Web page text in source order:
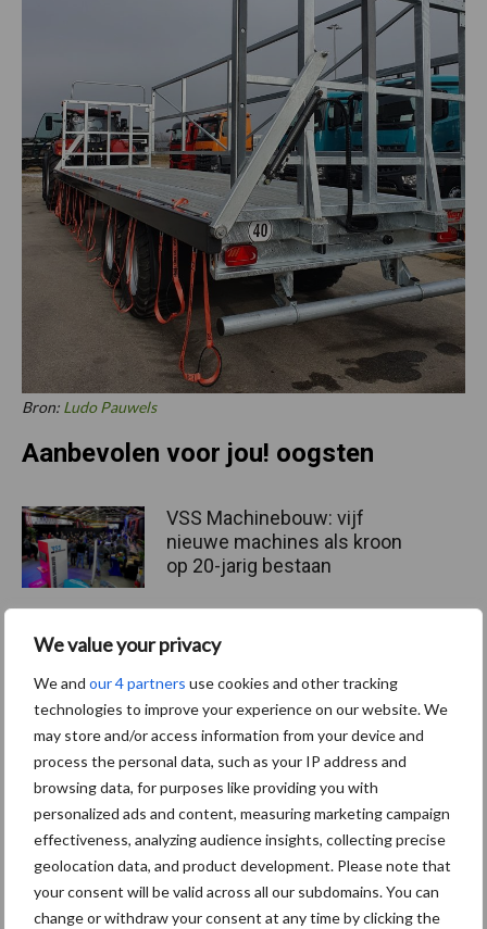
We value your privacy
We and our 4 partners use cookies and other tracking
technologies to improve your experience on our website. We
may store and/or access information from your device and
process the personal data, such as your IP address and
browsing data, for purposes like providing you with
personalized ads and content, measuring marketing campaign
effectiveness, analyzing audience insights, collecting precise
geolocation data, and product development. Please note that
your consent will be valid across all our subdomains. You can
change or withdraw your consent at any time by clicking the
Bron: Ludo Pauwels
Aanbevolen voor jou! oogsten
VSS Machinebouw: vijf
nieuwe machines als kroon
op 20-jarig bestaan
“Dankzij het wielstel kunnen
wij op grotere afstanden
oogsten”
Bodemverbeteraar die zelf
om een goede structuur
vraagt